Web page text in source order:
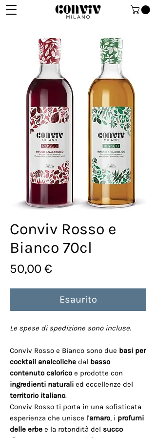
Conviv Rosso e
Bianco 70cl
50,00 €
Esaurito
Le spese di spedizione sono incluse.
Conviv Rosso e Bianco sono due basi per
cocktail analcoliche dal basso
contenuto calorico e prodotte con
ingredienti naturali ed eccellenze del
territorio italiano.
Conviv Rosso ti porta in una sofisticata
esperienza che unisce l'amaro, i profumi
delle erbe e la rotondità del succo